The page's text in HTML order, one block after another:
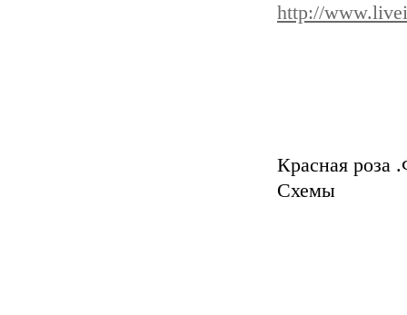
http://
Красная роза